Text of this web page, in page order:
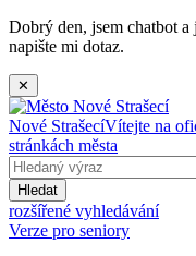
Dobrý den, jsem chatbot
napište mi dotaz.
✕
Nové StrašecíVítejte na
stránkách města
Hledat
rozšířené vyhledávání
Verze pro seniory